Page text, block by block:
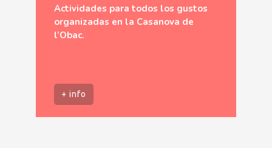
Actividades para todos los gustos
organizadas en la Casanova de
l’Obac.
+ info